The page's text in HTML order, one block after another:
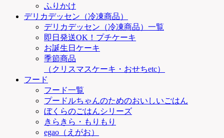
ふりかけ
デリカデッセン（冷凍商品）
デリカデッセン（冷凍商品）一覧
即日発送OK！プチケーキ
お誕生日ケーキ
季節商品
（クリスマスケーキ・おせちetc）
フード
フード一覧
プードルちゃんのためのおいしいごはん
ぼくらのごはんシリーズ
きらきら・もりもり
egao（えがお）